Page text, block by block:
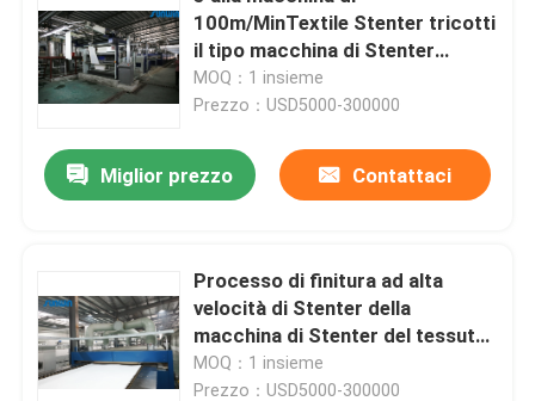
100m/MinTextile Stenter tricotti
il tipo macchina di Stenter
dell'aria calda del vapore
MOQ：1 insieme
Prezzo：USD5000-300000
Miglior prezzo Contattaci
Processo di finitura ad alta
velocità di Stenter della
macchina di Stenter del tessuto
dell'olio termico del poliestere
MOQ：1 insieme
Prezzo：USD5000-300000